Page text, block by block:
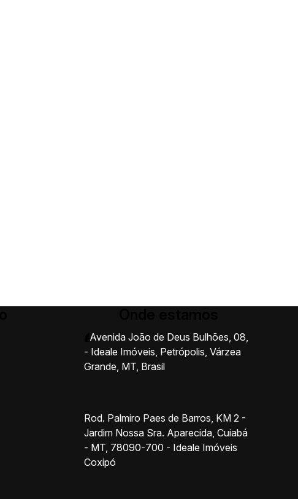
Avenida João de Deus Bulhões 08
- Ideale Imóveis Petrópolis Várzea
Grande MT, Brasil
Rod. Palmiro Paes de Barros, KM 2 -
Jardim Nossa Sra. Aparecida, Cuiabá
- MT, 78090-700 - Ideale Imóveis
Coxipó